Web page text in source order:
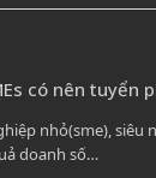
có nên tuyển
nhỏ(sme),
doanh số…